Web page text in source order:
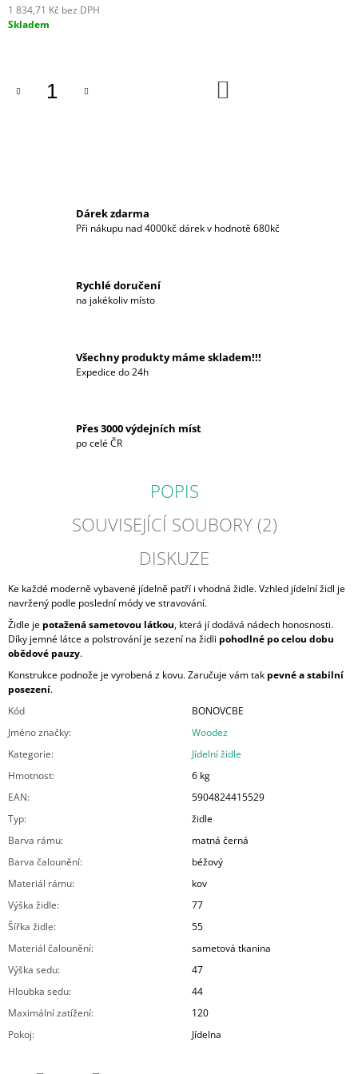
1 834,71 Kč bez DPH
Měrná
Skladem
Dárek zdarma
Při nákupu nad 4000kč dárek v hodnotě 680kč
Rychlé doručení
na jakékoliv místo
Všechny produkty máme skladem!!!
Expedice do 24h
Přes 3000 výdejních míst
po celé ČR
POPIS
SOUVISEJÍCÍ SOUBORY (2)
DISKUZE
Ke každé moderně vybavené jídelně patří i vhodná židle. Vzhled jídelní židl je
navržený podle poslední módy ve stravování.
Židle je potažená sametovou látkou, která jí dodává nádech honosnosti.
Díky jemné látce a polstrování je sezení na židli pohodlné po celou dobu
obědové pauzy.
Konstrukce podnože je vyrobená z kovu. Zaručuje vám tak pevné a stabilní
posezení.
Kód
BONOVCBE
Jméno značky:
Woodez
Kategorie:
Jídelní židle
Hmotnost:
6 kg
EAN:
5904824415529
Typ:
židle
Barva rámu:
matná černá
Barva čalounění:
béžový
Materiál rámu:
kov
Výška židle:
77
Šířka židle:
55
Materiál čalounění:
sametová tkanina
Výška sedu:
47
Hloubka sedu:
44
Maximální zatížení:
120
Pokoj: Jídelna
J
E
MURANO